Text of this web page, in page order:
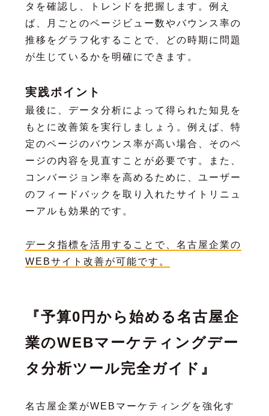
タを確認し、トレンドを把握します。例え
ば、月ごとのページビュー数やバウンス率の
推移をグラフ化することで、どの時期に問題
が生じているかを明確にできます。
実践ポイント
最後に、データ分析によって得られた知見を
もとに改善策を実行しましょう。例えば、特
定のページのバウンス率が高い場合、そのペ
ージの内容を見直すことが必要です。また、
コンバージョン率を高めるために、ユーザー
のフィードバックを取り入れたサイトリニュ
ーアルも効果的です。
データ指標を活用することで、名古屋企業の
WEBサイト改善が可能です。
『予算0円から始める名古屋企
業のWEBマーケティングデー
タ分析ツール完全ガイド』
名古屋企業がWEBマーケティングを強化す